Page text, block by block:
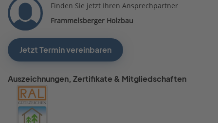
Finden Sie jetzt Ihren Ansprechpartner
Frammelsberger Holzbau
Jetzt Termin vereinbaren
Auszeichnungen, Zertifikate & Mitgliedschaften